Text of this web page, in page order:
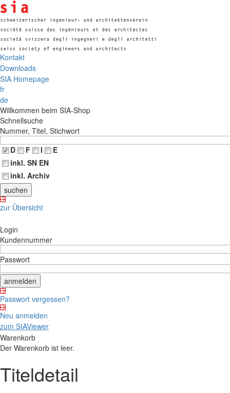
Kontakt
Downloads
SIA Homepage
fr
de
Willkommen beim SIA-Shop
Schnellsuche
Nummer, Titel, Stichwort
D
F I
E
inkl. SN EN
inkl. Archiv
zur Übersicht
Login
Kundennummer
Passwort
Passwort vergessen?
Neu anmelden
zum SIAViewer
Warenkorb
Der Warenkorb ist leer.
Titeldetail